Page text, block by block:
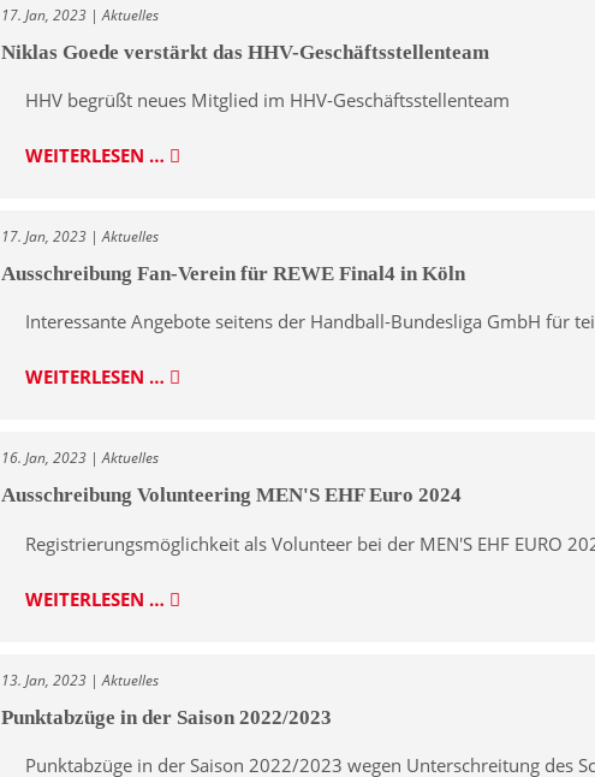
17. Jan, 2023 | Aktuelles
Niklas Goede verstärkt das HHV-Geschäftsstellenteam
HHV begrüßt neues Mitglied im HHV-Geschäftsstellenteam
WEITERLESEN …
17. Jan, 2023 | Aktuelles
Ausschreibung Fan-Verein für REWE Final4 in Köln
Interessante Angebote seitens der Handball-Bundesliga GmbH für
WEITERLESEN …
16. Jan, 2023 | Aktuelles
Ausschreibung Volunteering MEN'S EHF Euro 2024
Registrierungsmöglichkeit als Volunteer bei der MEN'S EHF EURO
WEITERLESEN …
13. Jan, 2023 | Aktuelles
Punktabzüge in der Saison 2022/2023
Punktabzüge in der Saison 2022/2023 wegen Unterschreitung des